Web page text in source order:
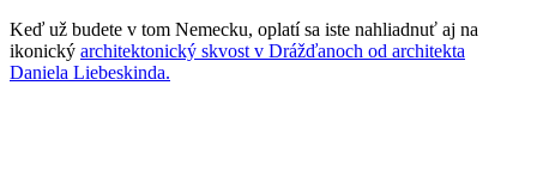
Keď už budete v tom Nemecku, oplatí sa iste nahliadnuť aj na
ikonický architektonický skvost v Drážďanoch od architekta
Daniela Liebeskinda.